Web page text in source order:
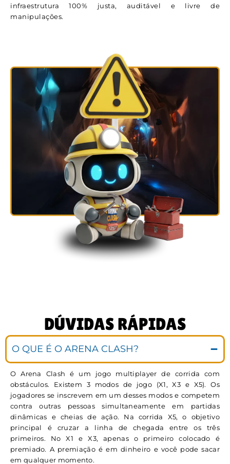
infraestrutura 100% justa, auditável e livre de
manipulações.
DÚVIDAS RÁPIDAS
O QUE É O ARENA CLASH?
O Arena Clash é um jogo multiplayer de corrida com
obstáculos. Existem 3 modos de jogo (X1, X3 e X5). Os
jogadores se inscrevem em um desses modos e competem
contra outras pessoas simultaneamente em partidas
dinâmicas e cheias de ação. Na corrida X5, o objetivo
principal é cruzar a linha de chegada entre os três
primeiros. No X1 e X3, apenas o primeiro colocado é
premiado. A premiação é em dinheiro e você pode sacar
em qualquer momento.